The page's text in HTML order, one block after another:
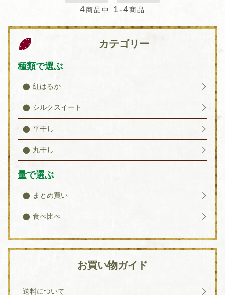
4商品中 1-4商品
カテゴリー
種類で選ぶ
紅はるか
シルクスイート
平干し
丸干し
量で選ぶ
まとめ買い
食べ比べ
お買い物ガイド
送料について